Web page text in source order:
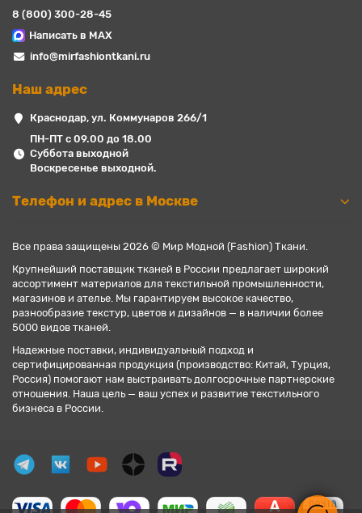
8 (800) 300-28-45
Написать в MAX
info@mirfashiontkani.ru
Наш адрес
Краснодар, ул. Коммунаров 266/1
ПН-ПТ с 09.00 до 18.00
Суббота выходной
Воскресенье выходной.
Телефон и адрес в Москве
Все права защищены 2026 © Мир Модной (Fashion) Ткани.
Крупнейший поставщик тканей в России предлагает широкий
ассортимент материалов для текстильной промышленности,
магазинов и ателье. Мы гарантируем высокое качество,
разнообразие текстур, цветов и дизайнов — в наличии более
5000 видов тканей.
Надежные поставки, индивидуальный подход и
сертифицированная продукция (производство: Китай, Турция,
Россия) помогают нам выстраивать долгосрочные партнерские
отношения. Наша цель — ваш успех и развитие текстильного
бизнеса в России.